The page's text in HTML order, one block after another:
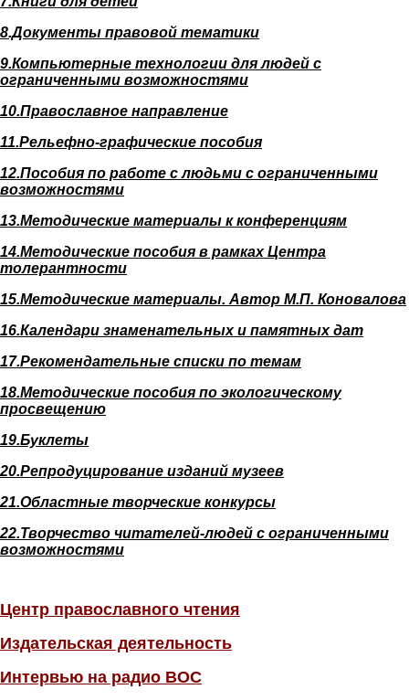
8.Документы правовой тематики
9.Компьютерные технологии для людей с
ограниченными возможностями
10.Православное направление
11.Рельефно-графические пособия
12.Пособия по работе с людьми с ограниченными
возможностями
13.Методические материалы к конференциям
14.Методические пособия в рамках Центра
толерантности
15.Методические материалы. Автор М.П. Коновалова
16.Календари знаменательных и памятных дат
17.Рекомендательные списки по темам
18.Методические пособия по экологическому
просвещению
19.Буклеты
20.Репродуцирование изданий музеев
21.Областные творческие конкурсы
22.Творчество читателей-людей с ограниченными
возможностями
Центр православного чтения
Издательская деятельность
Интервью на радио ВОС